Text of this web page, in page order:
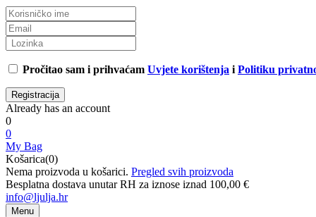
Pročitao sam i prihvaćam Uvjete korištenja i Politiku
Already has an account
0
0
My Bag
Košarica(0)
Nema proizvoda u košarici. Pregled svih proizvoda
Besplatna dostava unutar RH za iznose iznad 100,00 €
info@ljulja.hr
Menu